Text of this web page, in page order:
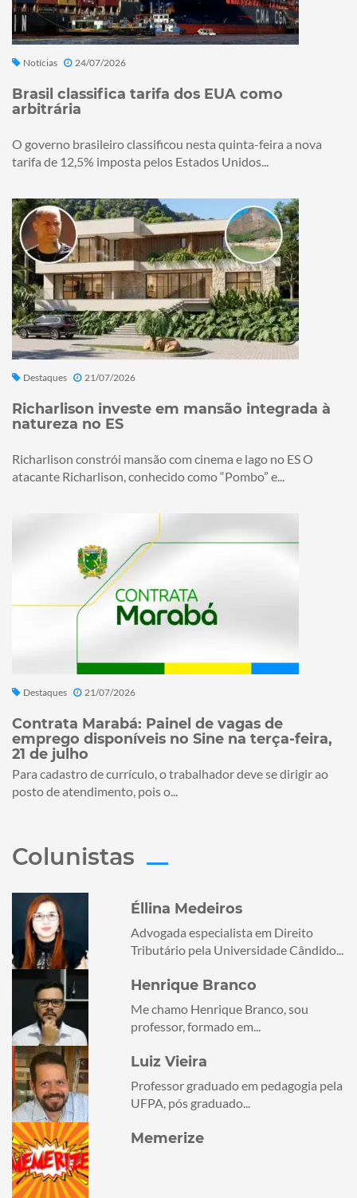
Notícias 24/07/2026
Brasil classifica tarifa dos EUA como
arbitrária
O governo brasileiro classificou nesta quinta-feira a nova
tarifa de 12,5% imposta pelos Estados Unidos...
Destaques 21/07/2026
Richarlison investe em mansão integrada à
natureza no ES
Richarlison constrói mansão com cinema e lago no ES O
atacante Richarlison, conhecido como “Pombo” e...
Destaques 21/07/2026
Contrata Marabá: Painel de vagas de
emprego disponíveis no Sine na terça-feira,
21 de julho
Para cadastro de currículo, o trabalhador deve se dirigir ao
posto de atendimento, pois o...
Colunistas
Éllina Medeiros
Advogada especialista em Direito
Tributário pela Universidade Cândido...
Henrique Branco
Me chamo Henrique Branco, sou
professor, formado em...
Luiz Vieira
Professor graduado em pedagogia pela
UFPA, pós graduado...
Memerize